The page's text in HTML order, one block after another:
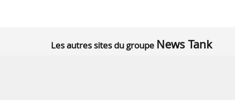
Les autres sites du groupe News Tank